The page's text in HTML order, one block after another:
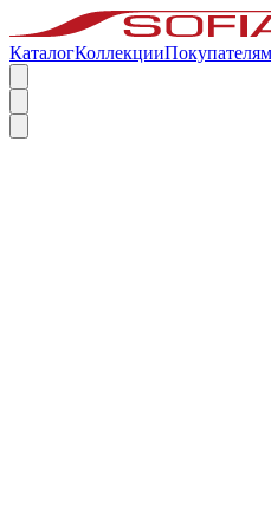
КаталогКоллекцииПокупателям